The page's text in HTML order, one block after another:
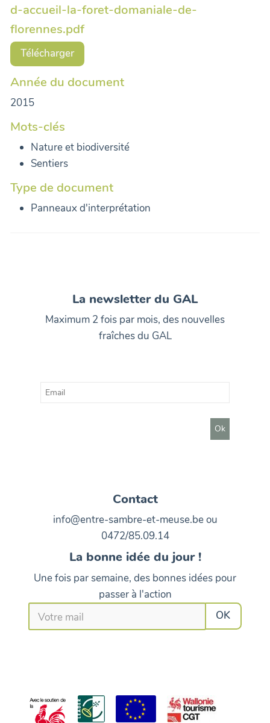
d-accueil-la-foret-domaniale-de-
florennes.pdf
Télécharger
Année du document
2015
Mots-clés
Nature et biodiversité
Sentiers
Type de document
Panneaux d'interprétation
La newsletter du GAL
Maximum 2 fois par mois, des nouvelles
fraîches du GAL
Contact
info@entre-sambre-et-meuse.be ou
0472/85.09.14
La bonne idée du jour !
Une fois par semaine, des bonnes idées pour
passer à l'action